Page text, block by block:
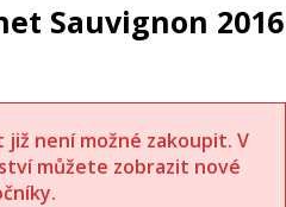
Sauvignon 2016
již není možné zakoupit. V
můžete zobrazit nové